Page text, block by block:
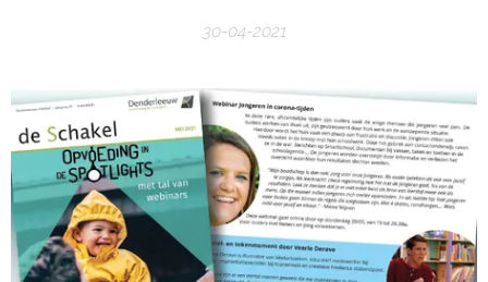
30-04-2021